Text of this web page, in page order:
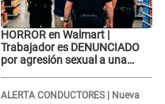
HORROR en Walmart |
Trabajador es DENUNCIADO
por agresión sexual a una
ALERTA CONDUCTORES | Nueva